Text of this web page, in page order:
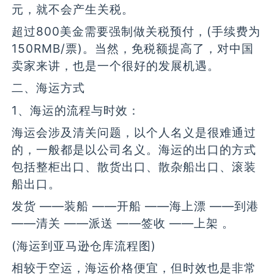
元，就不会产生关税。
超过800美金需要强制做关税预付，(手续费为
150RMB/票)。当然，免税额提高了，对中国
卖家来讲，也是一个很好的发展机遇。
二、海运方式
1、海运的流程与时效：
海运会涉及清关问题，以个人名义是很难通过
的，一般都是以公司名义。海运的出口的方式
包括整柜出口、散货出口、散杂船出口、滚装
船出口。
发货 ——装船 ——开船 ——海上漂 ——到港
——清关 ——派送 ——签收 ——上架 。
(海运到亚马逊仓库流程图)
相较于空运，海运价格便宜，但时效也是非常